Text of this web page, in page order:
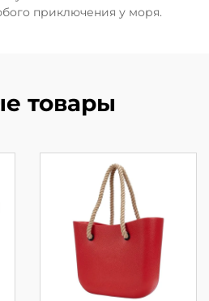
приключения у моря.
товары